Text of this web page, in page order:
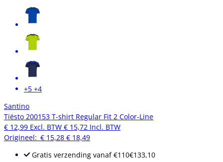
+5 +4
Santino
Tiësto 200153 T-shirt Regular Fit 2 Color-Line
€ 12,99 Excl. BTW € 15,72 Incl. BTW
Origineel: € 15,28 € 18,49
Gratis verzending vanaf€110€133,10